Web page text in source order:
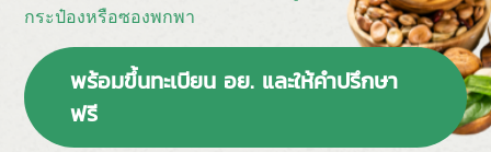
กระป๋องหรือซองพกพา
พร้อมขึ้นทะเบียน อย. และให้คำปรึกษา
ฟรี